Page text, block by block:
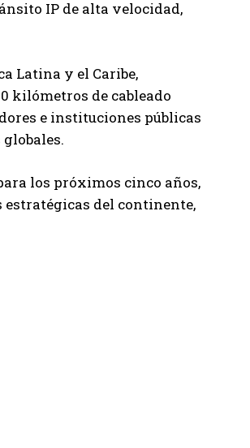
IP de alta velocidad,
Latina y el Caribe,
kilómetros de cableado
e instituciones públicas
los próximos cinco años,
del continente,